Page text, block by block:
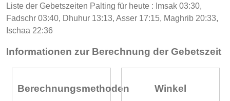
Liste der Gebetszeiten Palting für heute : Imsak 03:30,
Fadschr 03:40, Dhuhur 13:13, Asser 17:15, Maghrib 20:33,
Ischaa 22:36
Informationen zur Berechnung der Gebetszeit
Berechnungsmethoden Winkel